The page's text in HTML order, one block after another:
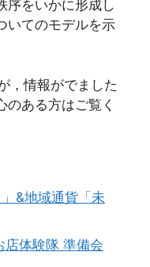
序をいかに形成し
いてのモデルを示
，情報がでました
のある方はご覧く
&地域通貨「未
体験隊 準備会